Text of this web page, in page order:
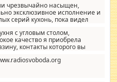
чрезвычайно насыщен,
эксклюзивное исполнение и
серий кухонь, пока видел
и что главное -
наворотов удорожающих
с угловым столом,
качество я приобрела
контакты которого вы